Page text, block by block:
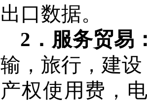
出口数据。
2 ． 服务贸易
输，旅行，建
产权使用费，